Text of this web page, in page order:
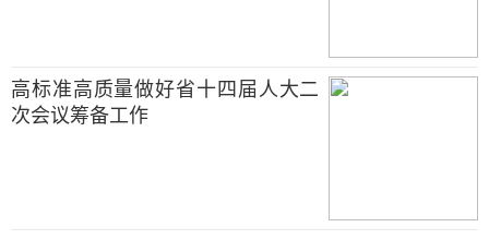
高标准高质量做好省十四届人大二
次会议筹备工作